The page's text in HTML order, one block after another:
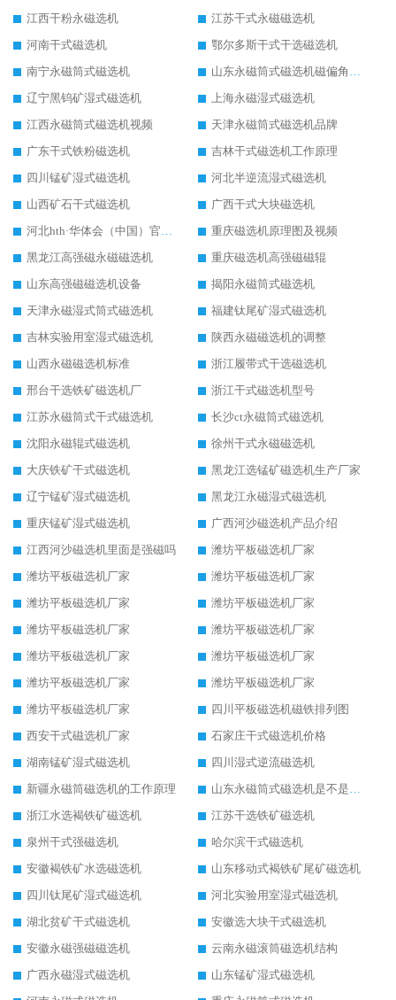
江西干粉永磁选机
江苏干式永磁磁选机
河南干式磁选机
鄂尔多斯干式干选磁选机
南宁永磁筒式磁选机
山东永磁筒式磁选机磁偏角怎么调整
辽宁黑钨矿湿式磁选机
上海永磁湿式磁选机
江西永磁筒式磁选机视频
天津永磁筒式磁选机品牌
广东干式铁粉磁选机
吉林干式磁选机工作原理
四川锰矿湿式磁选机
河北半逆流湿式磁选机
山西矿石干式磁选机
广西干式大块磁选机
河北hth·华体会（中国）官方网站-hth.com 工作视频
重庆磁选机原理图及视频
黑龙江高强磁永磁磁选机
重庆磁选机高强磁磁辊
山东高强磁磁选机设备
揭阳永磁筒式磁选机
天津永磁湿式筒式磁选机
福建钛尾矿湿式磁选机
吉林实验用室湿式磁选机
陕西永磁磁选机的调整
山西永磁磁选机标准
浙江履带式干选磁选机
邢台干选铁矿磁选机厂
浙江干式磁选机型号
江苏永磁筒式干式磁选机
长沙ct永磁筒式磁选机
沈阳永磁辊式磁选机
徐州干式永磁磁选机
大庆铁矿干式磁选机
黑龙江选锰矿磁选机生产厂家
辽宁锰矿湿式磁选机
黑龙江永磁湿式磁选机
重庆锰矿湿式磁选机
广西河沙磁选机产品介绍
江西河沙磁选机里面是强磁吗
潍坊平板磁选机厂家
潍坊平板磁选机厂家
潍坊平板磁选机厂家
潍坊平板磁选机厂家
潍坊平板磁选机厂家
潍坊平板磁选机厂家
潍坊平板磁选机厂家
潍坊平板磁选机厂家
潍坊平板磁选机厂家
潍坊平板磁选机厂家
潍坊平板磁选机厂家
潍坊平板磁选机厂家
四川平板磁选机磁铁排列图
西安干式磁选机厂家
石家庄干式磁选机价格
湖南锰矿湿式磁选机
四川湿式逆流磁选机
新疆永磁筒磁选机的工作原理
山东永磁筒式磁选机是不是强磁
浙江水选褐铁矿磁选机
江苏干选铁矿磁选机
泉州干式强磁选机
哈尔滨干式磁选机
安徽褐铁矿水选磁选机
山东移动式褐铁矿尾矿磁选机
四川钛尾矿湿式磁选机
河北实验用室湿式磁选机
湖北贫矿干式磁选机
安徽选大块干式磁选机
安徽永磁强磁磁选机
云南永磁滚筒磁选机结构
广西永磁湿式磁选机
山东锰矿湿式磁选机